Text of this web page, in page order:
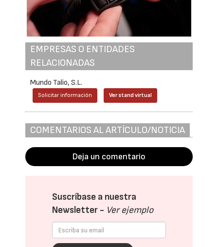
EMPRESAS O ENTIDADES
RELACIONADAS
Mundo Talio, S.L.
Solicitar información Ver stand virtual
COMENTARIOS AL ARTÍCULO/NOTICIA
Deja un comentario
Suscríbase a nuestra
Newsletter - Ver ejemplo